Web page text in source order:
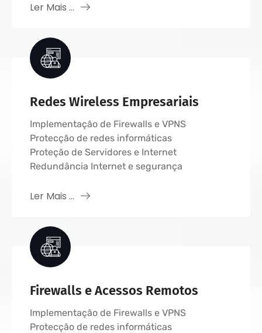
Ler Mais ...
Redes Wireless Empresariais
Implementação de Firewalls e VPNS
Protecção de redes informáticas
Proteção de Servidores e Internet
Redundância Internet e segurança
Ler Mais ...
Firewalls e Acessos Remotos
Implementação de Firewalls e VPNS
Protecção de redes informáticas